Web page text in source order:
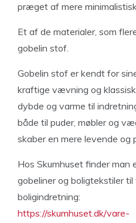
præget af mere
Et af de materialer, som
gobelin stof.
Gobelin stof er kendt for
kraftige vævning og
dybde og varme til
både til puder, møbler og
skaber en mere levende og
Hos Skumhuset finder man
gobeliner og boligtekstiler
boligindretning:
https://skumhuset.dk/vare-